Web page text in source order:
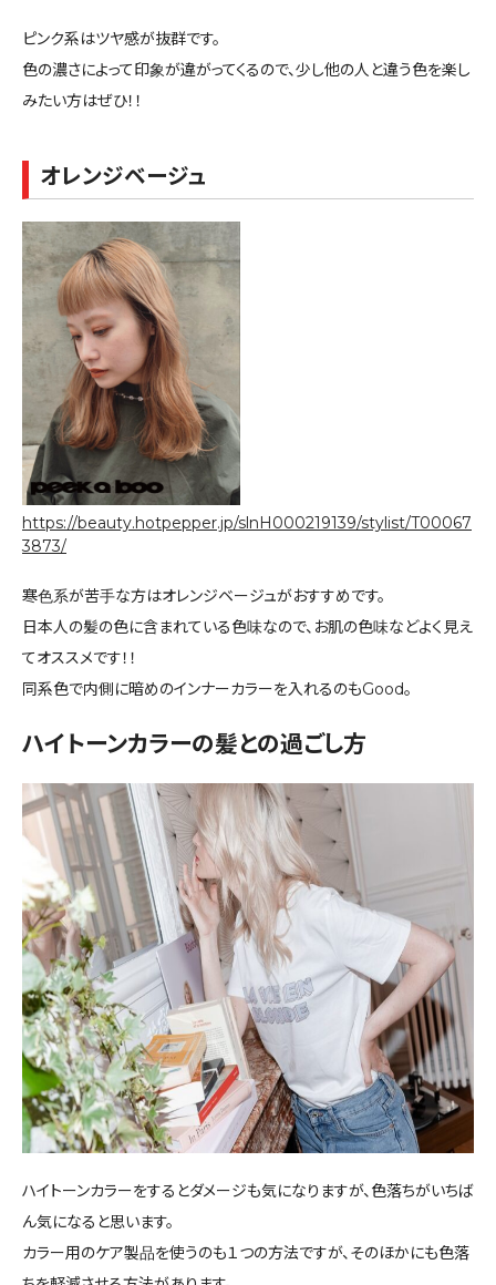
ピンク系はツヤ感が抜群です。
色の濃さによって印象が違がってくるので、少し他の人と違う色を楽し
みたい方はぜひ！！
オレンジベージュ
https://beauty.hotpepper.jp/slnH000219139/stylist/T00067
3873/
寒色系が苦手な方はオレンジベージュがおすすめです。
日本人の髪の色に含まれている色味なので、お肌の色味などよく見え
てオススメです！！
同系色で内側に暗めのインナーカラーを入れるのもGood。
ハイトーンカラーの髪との過ごし方
ハイトーンカラーをするとダメージも気になりますが、色落ちがいちば
ん気になると思います。
カラー用のケア製品を使うのも１つの方法ですが、そのほかにも色落